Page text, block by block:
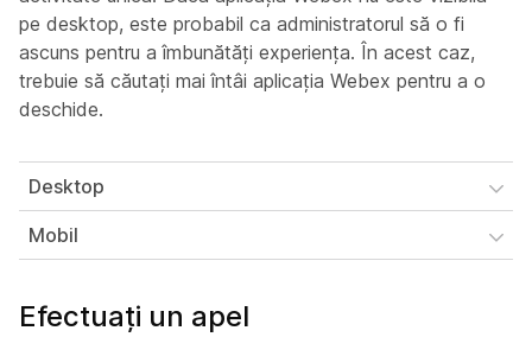
pe desktop, este probabil ca administratorul să o fi
ascuns pentru a îmbunătăți experiența. În acest caz,
trebuie să căutați mai întâi aplicația Webex pentru a o
deschide.
Desktop
Mobil
Efectuați un apel